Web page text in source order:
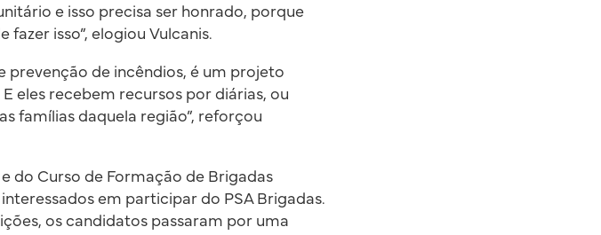
e isso precisa ser honrado, porque
isso”, elogiou Vulcanis.
prevenção de incêndios, é um projeto
eles recebem recursos por diárias, ou
famílias daquela região”, reforçou
do Curso de Formação de Brigadas
em participar do PSA Brigadas.
os candidatos passaram por uma